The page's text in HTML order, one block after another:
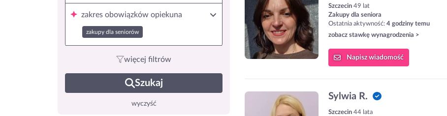
zakres obowiązków opiekuna
zakupy dla seniorów
więcej filtrów
Szukaj
wyczyść
Szczecin 49 lat
Zakupy dla seniora
Ostatnia aktywność: 4 godziny temu
zobacz stawkę wynagrodzenia >
Napiszwiadomość
Sylwia R.
Szczecin 44 lata